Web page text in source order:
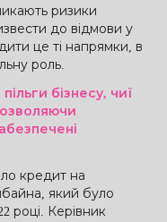
ризики
до відмови у
це ті напрямки, в
роль.
бізнесу, чиї
кредит на
який було
році. Керівник